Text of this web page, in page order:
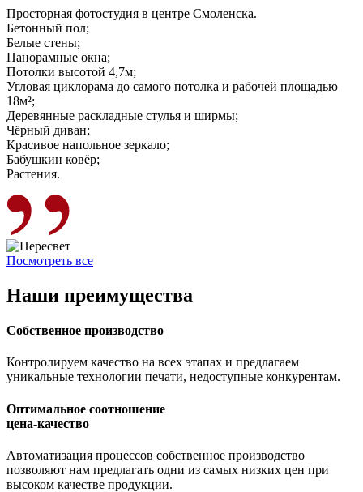
Просторная фотостудия в центре Смоленска.
Бетонный пол;
Белые стены;
Панорамные окна;
Потолки высотой 4,7м;
Угловая циклорама до самого потолка и рабочей площадью
18м²;
Деревянные раскладные стулья и ширмы;
Чёрный диван;
Красивое напольное зеркало;
Бабушкин ковёр;
Растения.
Посмотреть все
Наши преимущества
Собственное производство
Контролируем качество на всех этапах и предлагаем
уникальные технологии печати, недоступные конкурентам.
Оптимальное соотношение
цена-качество
Автоматизация процессов собственное производство
позволяют нам предлагать одни из самых низких цен при
высоком качестве продукции.